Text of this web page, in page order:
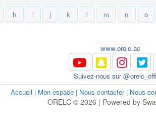
h i j k l m n o
www.orelc.ac
Suivez-nous sur
Accueil | Mon espace | Nous contacter| Nous
ORELC © 2026 | Powered by